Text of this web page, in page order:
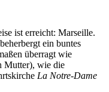
ist erreicht: Marseille.
ein buntes
überragt wie
Mutter), wie die
La Notre-Dame